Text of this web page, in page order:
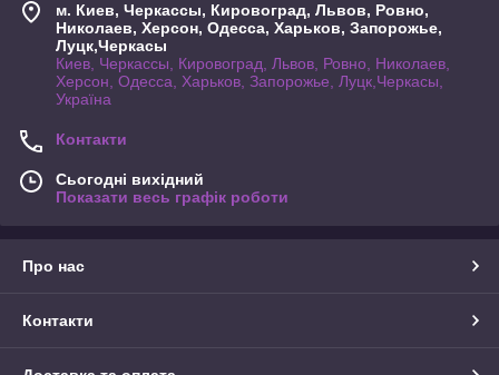
м. Киев, Черкассы, Кировоград, Львов, Ровно,
Николаев, Херсон, Одесса, Харьков, Запорожье,
Луцк,Черкасы
Киев, Черкассы, Кировоград, Львов, Ровно, Николаев,
Херсон, Одесса, Харьков, Запорожье, Луцк,Черкасы,
Україна
Контакти
Сьогодні вихідний
Показати весь графік роботи
Про нас
Контакти